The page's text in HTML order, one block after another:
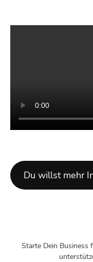
Du willst mehr
Starte Dein Business